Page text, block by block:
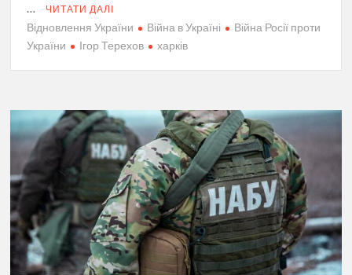
…
ЧИТАТИ ДАЛІ
Відновлення України Війна в Україні
Війна Росії проти
України
Ігор Терехов харків